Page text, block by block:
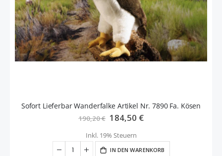
Sofort Lieferbar Wanderfalke Artikel Nr. 7890 Fa. Kösen
190,20 € Sonderangebot
184,50 €
Inkl. 19% Steuern
IN DEN WARENKORB